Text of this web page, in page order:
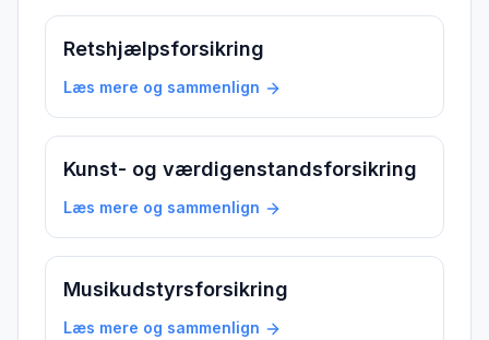
Retshjælpsforsikring
Læs mere og sammenlign
Kunst- og værdigenstandsforsikring
Læs mere og sammenlign
Musikudstyrsforsikring
Læs mere og sammenlign